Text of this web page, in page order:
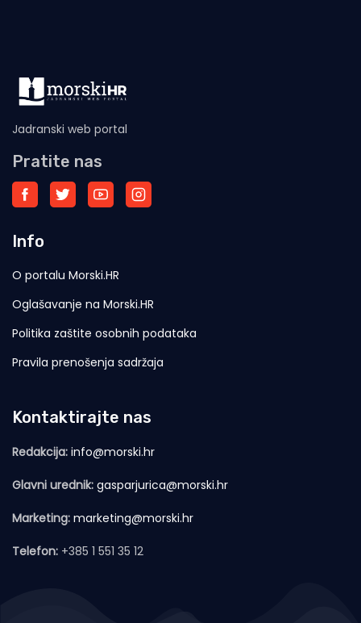
Jadranski web portal
Pratite nas
Info
O portalu Morski.HR
Oglašavanje na Morski.HR
Politika zaštite osobnih podataka
Pravila prenošenja sadržaja
Kontaktirajte nas
Redakcija: info@morski.hr
Glavni urednik: gasparjurica@morski.hr
Marketing: marketing@morski.hr
Telefon: +385 1 551 35 12